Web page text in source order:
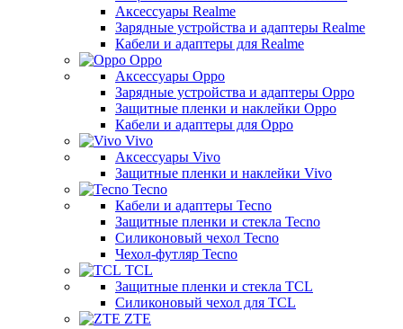
Аксессуары Realme
Зарядные устройства и адаптеры Realme
Кабели и адаптеры для Realme
Oppo
Аксессуары Oppo
Зарядные устройства и адаптеры Oppo
Защитные пленки и наклейки Oppo
Кабели и адаптеры для Oppo
Vivo
Аксессуары Vivo
Защитные пленки и наклейки Vivo
Tecno
Кабели и адаптеры Tecno
Защитные пленки и стекла Tecno
Силиконовый чехол Tecno
Чехол-футляр Tecno
TCL
Защитные пленки и стекла TCL
Силиконовый чехол для TCL
ZTE